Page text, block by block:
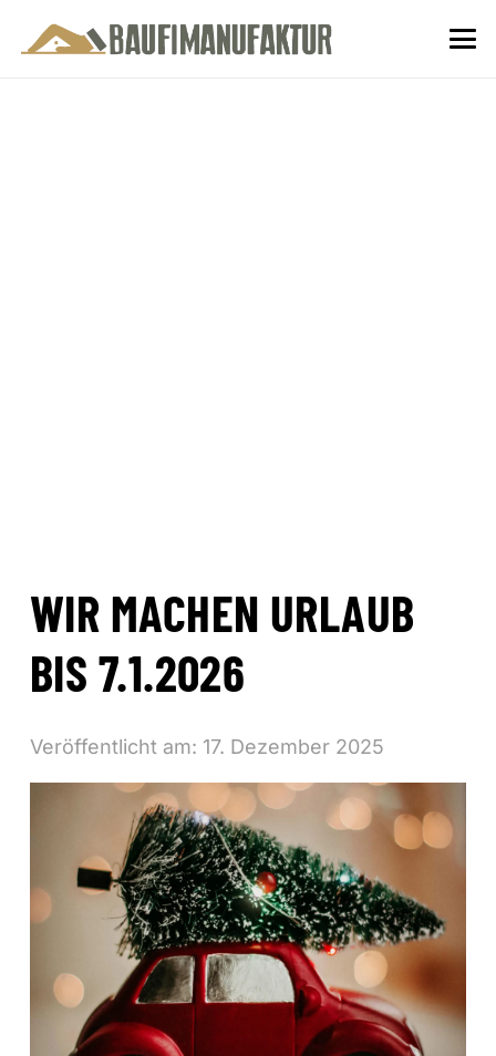
WIR MACHEN URLAUB
BIS 7.1.2026
Veröffentlicht am: 17. Dezember 2025